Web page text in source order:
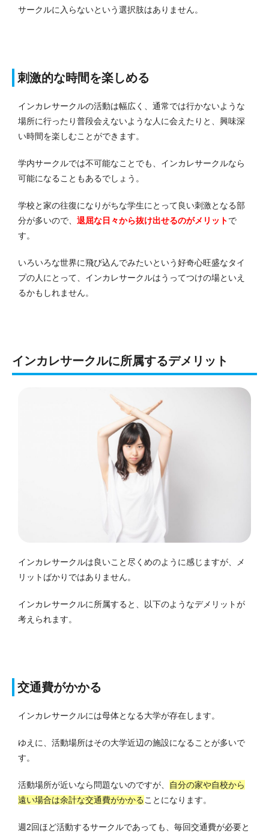
サークルに入らないという選択肢はありません。
刺激的な時間を楽しめる
インカレサークルの活動は幅広く、通常では行かないような
場所に行ったり普段会えないような人に会えたりと、興味深
い時間を楽しむことができます。
学内サークルでは不可能なことでも、インカレサークルなら
可能になることもあるでしょう。
学校と家の往復になりがちな学生にとって良い刺激となる部
分が多いので、 退屈な日々から抜け出せるのがメリットで
す。
いろいろな世界に飛び込んでみたいという好奇心旺盛なタイ
プの人にとって、インカレサークルはうってつけの場といえ
るかもしれません。
インカレサークルに所属するデメリット
インカレサークルは良いこと尽くめのように感じますが、メ
リットばかりではありません。
インカレサークルに所属すると、以下のようなデメリットが
考えられます。
交通費がかかる
インカレサークルには母体となる大学が存在します。
ゆえに、活動場所はその大学近辺の施設になることが多いで
す。
活動場所が近いなら問題ないのですが、
自分の家や自校から
遠い場合は余計な交通費がかかる ことになります。
週2回ほど活動するサークルであっても、毎回交通費が必要と